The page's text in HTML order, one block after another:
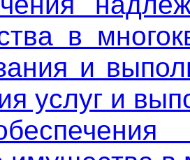
в
и
услуг и